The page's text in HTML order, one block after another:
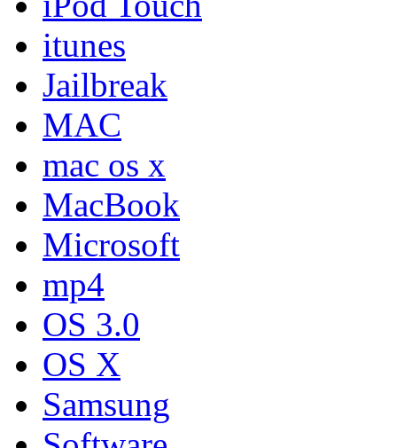
itunes
Jailbreak
MAC
mac os x
MacBook
Microsoft
mp4
OS 3.0
OS X
Samsung